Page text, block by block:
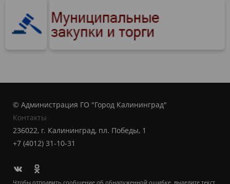
© Администрация ГО "Город Калининград"
Контакты
236022, г. Калининград, пл. Победы, 1
+7 (4012) 31-10-31
Чтобы отправить сообщение об обнаруженной ошибке, выделите текст